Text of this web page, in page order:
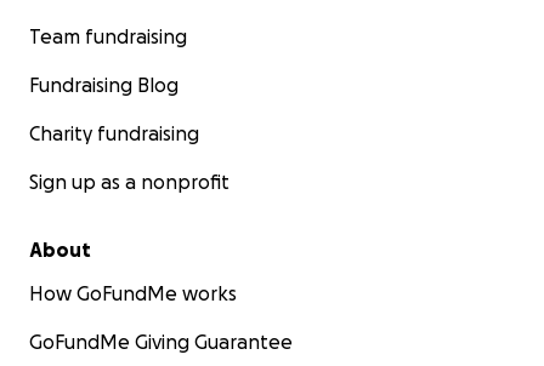
Team fundraising
Fundraising Blog
Charity fundraising
Sign up as a nonprofit
About
How GoFundMe works
GoFundMe Giving Guarantee